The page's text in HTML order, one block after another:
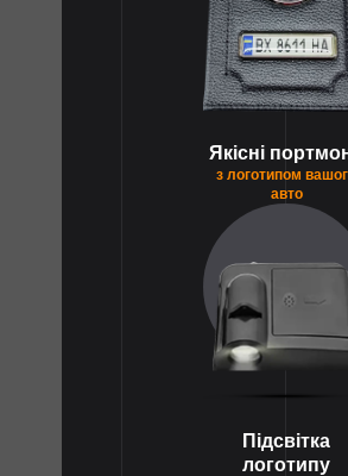
Якісні
з логотипом
авто
Підсвітка
логотипу